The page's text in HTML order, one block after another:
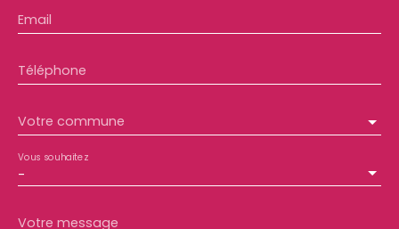
Email
Téléphone
Votre commune
-
Vous souhaitez
Votre message